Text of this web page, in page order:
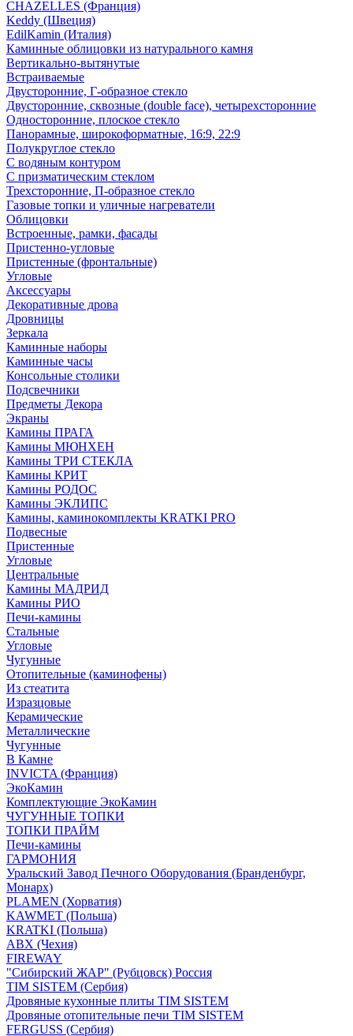
CHAZELLES (Франция)
Keddy (Швеция)
EdilKamin (Италия)
Каминные облицовки из натурального камня
Вертикально-вытянутые
Встраиваемые
Двусторонние, Г-образное стекло
Двусторонние, сквозные (double face), четырехсторонние
Односторонние, плоское стекло
Панорамные, широкоформатные, 16:9, 22:9
Полукруглое стекло
С водяным контуром
С призматическим стеклом
Трехсторонние, П-образное стекло
Газовые топки и уличные нагреватели
Облицовки
Встроенные, рамки, фасады
Пристенно-угловые
Пристенные (фронтальные)
Угловые
Аксессуары
Декоративные дрова
Дровницы
Зеркала
Каминные наборы
Каминные часы
Консольные столики
Подсвечники
Предметы Декора
Экраны
Камины ПРАГА
Камины МЮНХЕН
Камины ТРИ СТЕКЛА
Камины КРИТ
Камины РОДОС
Камины ЭКЛИПС
Камины, каминокомплекты KRATKI PRO
Подвесные
Пристенные
Угловые
Центральные
Камины МАДРИД
Камины РИО
Печи-камины
Стальные
Угловые
Чугунные
Отопительные (каминофены)
Из стеатита
Изразцовые
Керамические
Металлические
Чугунные
В Камне
INVICTA (Франция)
ЭкоКамин
Комплектующие ЭкоКамин
ЧУГУННЫЕ ТОПКИ
ТОПКИ ПРАЙМ
Печи-камины
ГАРМОНИЯ
Уральский Завод Печного Оборудования (Бранденбург,
Монарх)
PLAMEN (Хорватия)
KAWMET (Польша)
KRATKI (Польша)
ABX (Чехия)
FIREWAY
"Сибирский ЖАР" (Рубцовск) Россия
TIM SISTEM (Сербия)
Дровяные кухонные плиты TIM SISTEM
Дровяные отопительные печи TIM SISTEM
FERGUSS (Сербия)